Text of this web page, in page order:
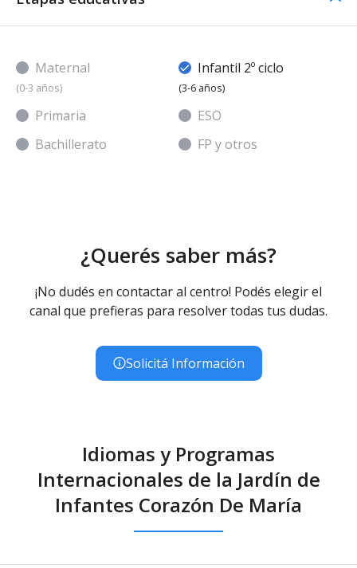
Maternal
(0-3 años)
Infantil 2º ciclo
(3-6 años)
Primaria
ESO
Bachillerato
FP y otros
¿Querés saber más?
¡No dudés en contactar al centro! Podés elegir el
canal que prefieras para resolver todas tus dudas.
Solicitá Información
Idiomas y Programas
Internacionales de la Jardín de
Infantes Corazón De María